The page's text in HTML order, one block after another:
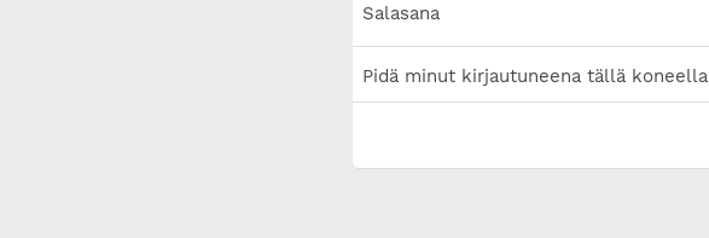
Salasana
Pidä minut kirjautuneena tällä koneella